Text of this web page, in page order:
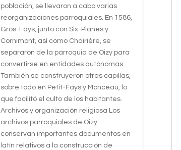
población, se llevaron a cabo varias
reorganizaciones parroquiales. En 1586,
Gros-Fays, junto con Six-Planes y
Cornimont, así como Chairière, se
separaron de la parroquia de Oizy para
convertirse en entidades autónomas.
También se construyeron otras capillas,
sobre todo en Petit-Fays y Monceau, lo
que facilitó el culto de los habitantes.
Archivos y organización religiosa Los
archivos parroquiales de Oizy
conservan importantes documentos en
latín relativos a la construcción de